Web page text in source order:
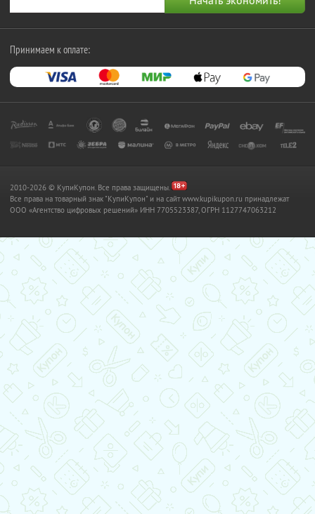
Принимаем к оплате:
2010-2026 © КупиКупон. Все права защищены.
Все права на товарный знак "КупиКупон" и на сайт www.kupikupon.ru принадлежат
OOO «Агентство цифровых решений» ИНН 7705523387, ОГРН 1127747063212